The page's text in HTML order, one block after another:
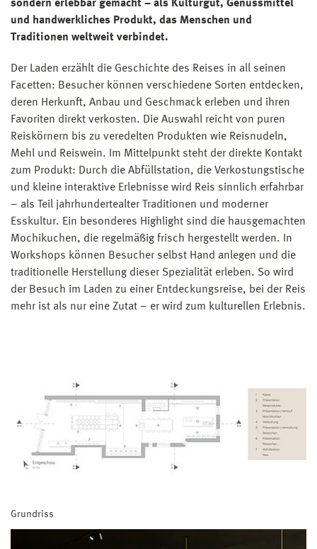
sondern erlebbar gemacht – als Kulturgut, Genussmittel
und handwerkliches Produkt, das Menschen und
Traditionen weltweit verbindet.
Der Laden erzählt die Geschichte des Reises in all seinen
Facetten: Besucher können verschiedene Sorten entdecken,
deren Herkunft, Anbau und Geschmack erleben und ihren
Favoriten direkt verkosten. Die Auswahl reicht von puren
Reiskörnern bis zu veredelten Produkten wie Reisnudeln,
Mehl und Reiswein. Im Mittelpunkt steht der direkte Kontakt
zum Produkt: Durch die Abfüllstation, die Verkostungstische
und kleine interaktive Erlebnisse wird Reis sinnlich erfahrbar
– als Teil jahrhundertealter Traditionen und moderner
Esskultur. Ein besonderes Highlight sind die hausgemachten
Mochikuchen, die regelmäßig frisch hergestellt werden. In
Workshops können Besucher selbst Hand anlegen und die
traditionelle Herstellung dieser Spezialität erleben. So wird
der Besuch im Laden zu einer Entdeckungsreise, bei der Reis
mehr ist als nur eine Zutat – er wird zum kulturellen Erlebnis.
Grundriss